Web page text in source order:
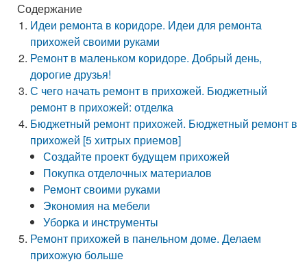
Содержание
Идеи ремонта в коридоре. Идеи для ремонта
прихожей своими руками
Ремонт в маленьком коридоре. Добрый день,
дорогие друзья!
С чего начать ремонт в прихожей. Бюджетный
ремонт в прихожей: отделка
Бюджетный ремонт прихожей. Бюджетный ремонт в
прихожей [5 хитрых приемов]
Создайте проект будущем прихожей
Покупка отделочных материалов
Ремонт своими руками
Экономия на мебели
Уборка и инструменты
Ремонт прихожей в панельном доме. Делаем
прихожую больше